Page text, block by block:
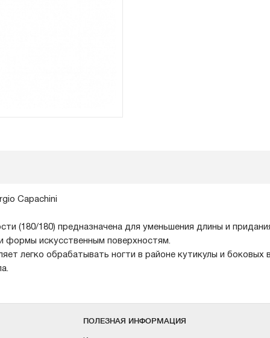
Capachini
(180/180) предназначена для уменьшения длины и
формы искусственным поверхностям.
легко обрабатывать ногти в районе кутикулы и боковых
ПОЛЕЗНАЯ ИНФОРМАЦИЯ